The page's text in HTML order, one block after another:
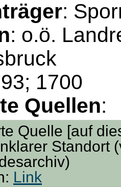
:
: o.ö.
1700
Quellen:
Quelle [auf
Standort
Link